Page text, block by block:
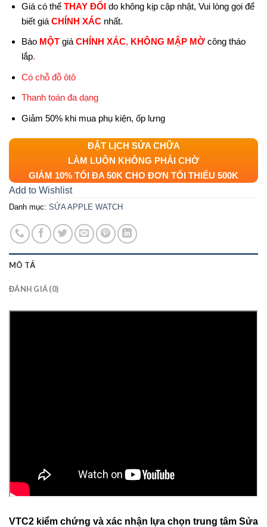
Giá có thể THAY ĐỔIdo không kịp cập nhật, Vui lòng gọi để
biết giá CHÍNH XÁCnhất.
Báo MỘT giá CHÍNH XÁC, KHÔNG MẬP MỜ công tháo
lắp.
Có chỗ đỗ ôtô
Thanh toán đa dạng
Giảm 50% khi mua phụ kiện, ốp lưng
ĐẶT LỊCH SỬA CHỮA
LÀM LUÔN KHÔNG PHẢI CHỜ
GIẢM 10% TỐI ĐA 50K CHO ĐƠN TỐI THIỂU 500K
Add to Wishlist
Danh mục: SỬA APPLE WATCH
MÔ TẢ
ĐÁNH GIÁ (0)
VTC2 kiểm chứng và xác nhận lựa chọn trung tâm Sửa